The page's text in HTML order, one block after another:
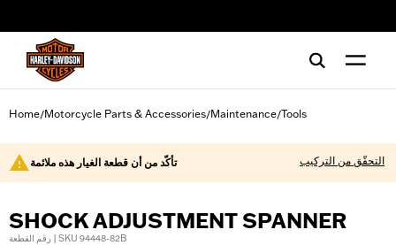
Home/Motorcycle Parts & Accessories/Maintenance/Tools
تأكّد من أن قطعة الغيار هذه ملائمة التحقّق من التركيب
SHOCK ADJUSTMENT SPANNER
رقم القطعة | SKU 94448-82B